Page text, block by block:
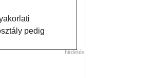
pedig
hirdetés